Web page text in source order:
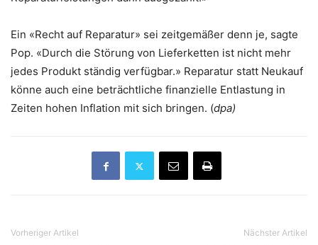
Ein «Recht auf Reparatur» sei zeitgemäßer denn je, sagte
Pop. «Durch die Störung von Lieferketten ist nicht mehr
jedes Produkt ständig verfügbar.» Reparatur statt Neukauf
könne auch eine beträchtliche finanzielle Entlastung in
Zeiten hohen Inflation mit sich bringen. (dpa)
Vorheriger Artikel Nächster Artikel